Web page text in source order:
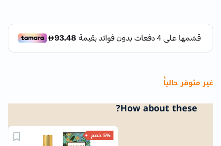
غير متوفر حالياًً
How about these?
5% خصم